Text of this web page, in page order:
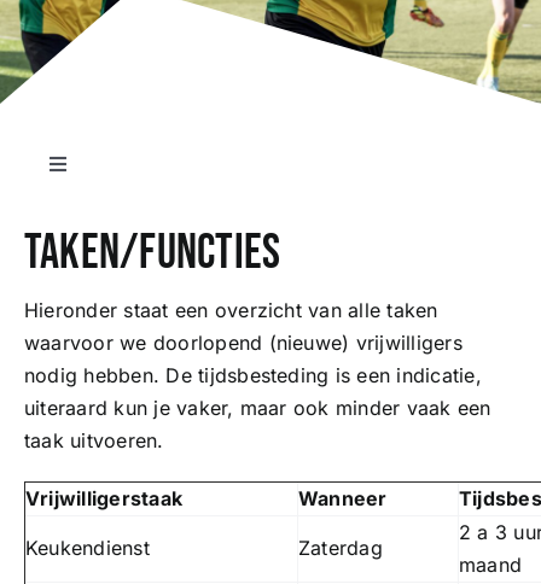
Trainingsschema
Clubinformatie
Het eerste
Organisatie
Sponsoren
Commissies
Toggle
Uitgangspunten
Inzetrooster
Taken/Functies
Taken/Functies
Hieronder staat een overzicht van alle taken
waarvoor we doorlopend (nieuwe) vrijwilligers
nodig hebben. De tijdsbesteding is een indicatie,
uiteraard kun je vaker, maar ook minder vaak een
taak uitvoeren.
Vrijwilligerstaak Wanneer
Keukendienst Zaterdag
2 a 3
maand